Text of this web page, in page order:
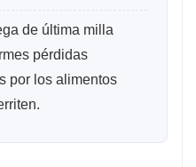
de última milla
pérdidas
por los alimentos